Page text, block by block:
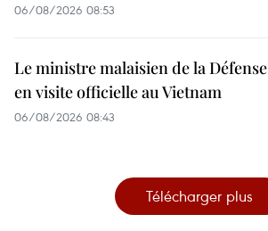
06/08/2026 08:53
Le ministre malaisien de la Défense
en visite officielle au Vietnam
06/08/2026 08:43
Télécharger plus